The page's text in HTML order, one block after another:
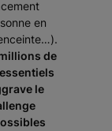
en
de
le